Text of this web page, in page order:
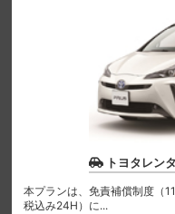
トヨタレン
本プランは、免責補償制度（
税込み24H）に...